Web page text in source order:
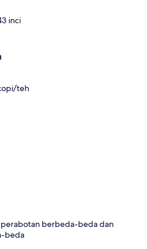
inci
teh
berbeda-beda dan
beda